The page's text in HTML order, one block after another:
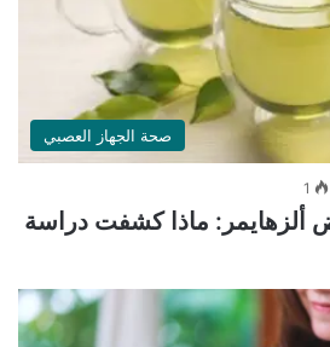
صحة الجهاز العصبي
1
ألزهايمر: ماذا كشفت دراسة